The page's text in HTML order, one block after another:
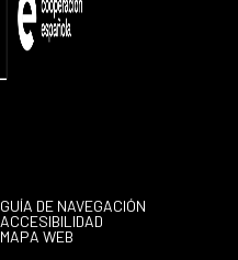
GUÍA DE NAVEGACIÓN
ACCESIBILIDAD
MAPA WEB